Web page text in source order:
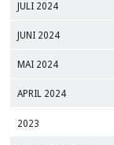
JULI 2024
JUNI 2024
MAI 2024
APRIL 2024
2023